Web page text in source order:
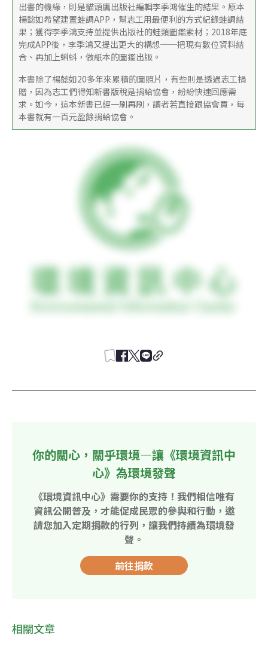
出書的機緣，則是貓頭鷹出版社編輯李季鴻催生的結果。原本
楊懿如希望建置蛙調APP，幫志工用最便利的方式紀錄蛙調結
果；獲得李季鴻支持並提供出版社的蛙類圖鑑素材；2018年底
完成APP後，李季鴻又提出更大的構想──把現有數位資料結
合、再加上蝌蚪，做紙本的圖鑑出版。
本書除了楊懿如20多年來累積的圖照片，有些則是透過志工捐
贈，因為志工們得知新書版稅是捐給協會，紛紛快速回應需
求。如今，這本新書已經一刷再刷，讀者若直接跟協會買，每
本書就有一百元盈餘捐給協會。
你的關心，關乎環境—讓《環境資訊中
心》為環境發聲
《環境資訊中心》需要你的支持！我們相信唯有
資訊公開普及，才能促成民眾的參與和行動，邀
請您加入定期捐款的行列，讓我們持續為環境發
聲。
前往捐款
相關文章